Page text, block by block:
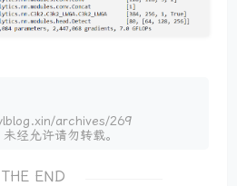
archives/269
经允许请勿转载。
THE END